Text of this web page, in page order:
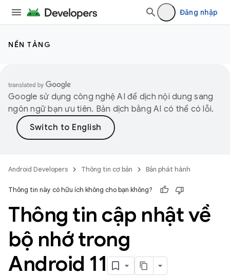
Đăng nhập
NỀN TẢNG
Google sử dụng công nghệ AI để dịch nội dung sang
ngôn ngữ bạn ưu tiên. Bản dịch bằng AI có thể có lỗi.
Android Developers Thông tin cơ bản Bản phát hành
Thông tin này có hữu ích không cho bạn không?
Thông tin cập nhật về
bộ nhớ trong
Android 11